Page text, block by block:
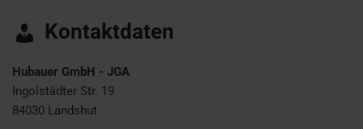
Kontaktdaten
Hubauer GmbH - JGA
Ingolstädter Str. 19
84030 Landshut